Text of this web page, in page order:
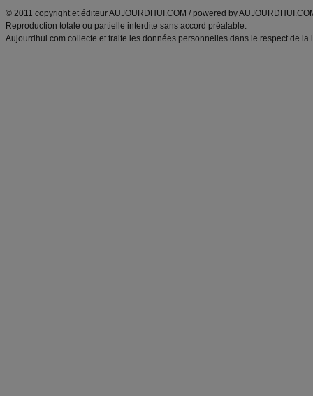
© 2011 copyright et éditeur AUJOURDHUI.COM / powered by
Reproduction totale ou partielle interdite sans accord préalable.
Aujourdhui.com collecte et traite les données personnelles dans le respect de